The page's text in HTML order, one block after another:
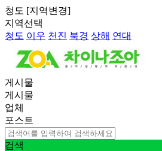
청도 [지역변경]
지역선택
청도 이우 천진 북경 상해 연대
게시물
게시물
업체
포스트
검색